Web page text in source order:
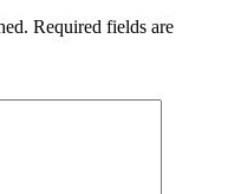
Required fields are